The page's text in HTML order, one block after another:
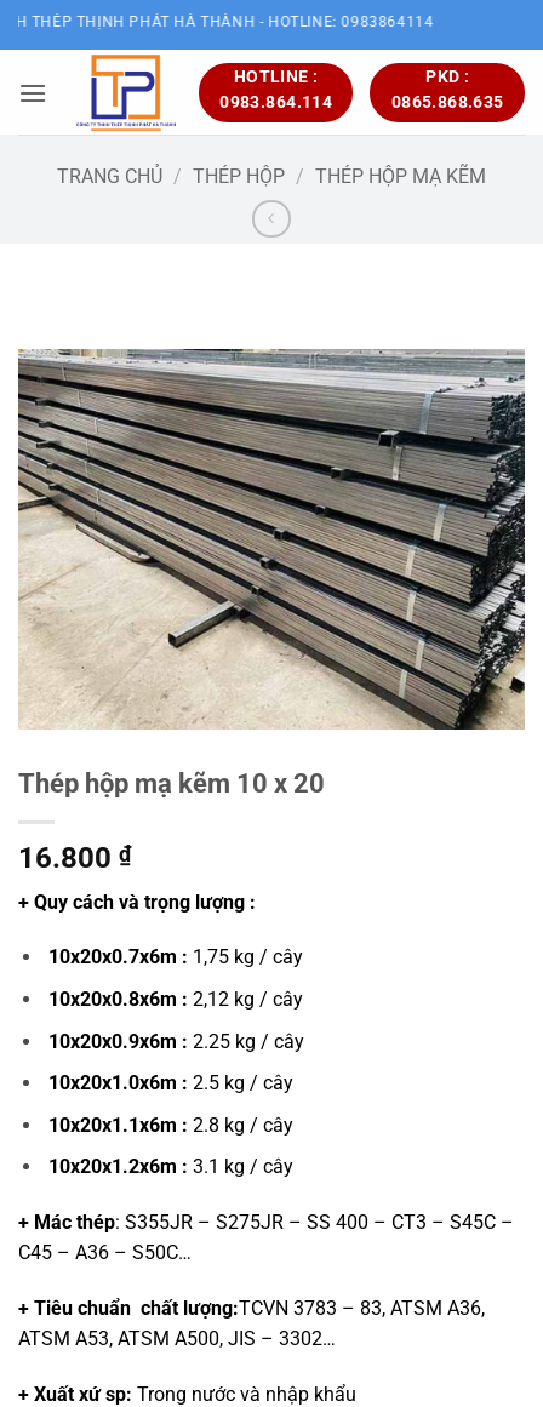
Bỏ
qua
dung
THỊNH PHÁT HÀ THÀNH - HOTLINE: 0983864114
HOTLINE :
0983.864.114
PKD :
0865.868.635
TRANG CHỦ / THÉP HỘP / THÉP HỘP MẠ KẼM
Thép hộp mạ kẽm 10 x 20
16.800 ₫
+ Quy cách và trọng lượng :
10x20x0.7x6m : 1,75 kg / cây
10x20x0.8x6m : 2,12 kg / cây
10x20x0.9x6m : 2.25 kg / cây
10x20x1.0x6m : 2.5 kg / cây
10x20x1.1x6m : 2.8 kg / cây
10x20x1.2x6m : 3.1 kg / cây
+ Mác thép: S355JR – S275JR – SS 400 – CT3 – S45C –
C45 – A36 – S50C…
+ Tiêu chuẩn chất lượng:TCVN 3783 – 83, ATSM A36,
ATSM A53, ATSM A500, JIS – 3302…
+ Xuất xứ sp: Trong nước và nhập khẩu